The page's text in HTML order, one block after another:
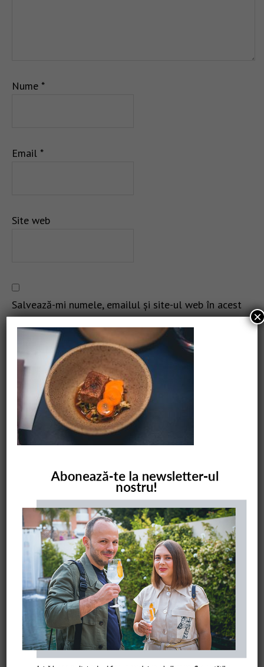
Nume *
Email *
Site web
Salvează-mi numele, emailul și site-ul web în acest
CAUTARE
COMANDĂ CARTEA NOASTRĂ
×